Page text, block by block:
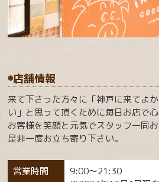
◉店舗情報
来て下さった方々に「神戸に来てよ
い」と思って頂くために毎日お店で
お客様を笑顔と元気でスタッフ一同お
是非一度お立ち寄り下さい。
営業時間
9:00～21:30